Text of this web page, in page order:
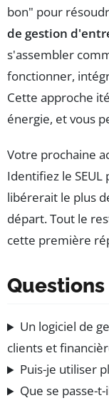
bon" pour
de gestion
s'assembler
fonctionner,
Cette approche
énergie, et vous
Votre prochaine
Identifiez le
libérerait le plus
départ. Tout le
cette première
Un logiciel de
clients et
Puis-je utiliser
Que se passe-